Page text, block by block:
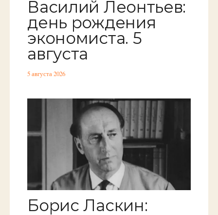
Василий Леонтьев:
день рождения
экономиста. 5
августа
5 августа 2026
Борис Ласкин: